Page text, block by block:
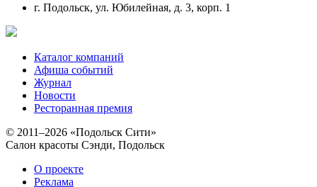
г. Подольск, ул. Юбилейная, д. 3, корп. 1
Каталог компаний
Афиша событий
Журнал
Новости
Ресторанная премия
© 2011–2026 «Подольск Сити»
Салон красоты Сэнди, Подольск
О проекте
Реклама